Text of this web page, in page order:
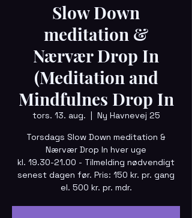
Slow Down
meditation &
Nærvær Drop In
(Meditation and
Mindfulnes Drop In
tors. 13. aug.
  |
Ny Havnevej 25
Torsdags Slow Down meditation &
Nærvær Drop In hver uge
kl. 19.30-21.00 - Tilmelding nødvendigt
senest dagen før. Pris: 150 kr. pr. gang
el. 500 kr. pr. mdr.